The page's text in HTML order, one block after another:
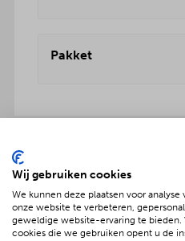
Pakket
Geniet met
Verras jouw gezelschap
aankleding op tafel.
extra wordt het
Wij gebruiken cookies
We kunnen deze plaatsen voor
onze website te verbeteren,
geweldige website-ervaring te bieden.
cookies die we gebruiken opent u de